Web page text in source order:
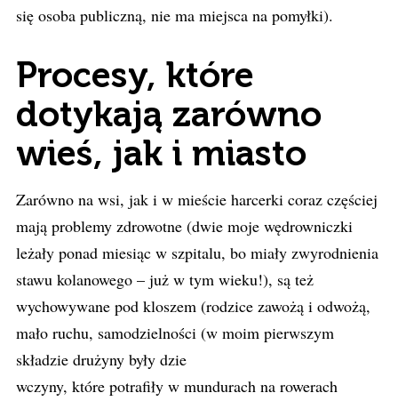
się osoba publiczną, nie ma miejsca na pomyłki).
Procesy, które
dotykają zarówno
wieś, jak i miasto
Zarówno na wsi, jak i w mieście harcerki coraz częściej
mają problemy zdrowotne (dwie moje wędrowniczki
leżały ponad miesiąc w szpitalu, bo miały zwyrodnienia
stawu kolanowego – już w tym wieku!), są też
wychowywane pod kloszem (rodzice zawożą i odwożą,
mało ruchu, samodzielności (w moim pierwszym
składzie drużyny były dzie
wczyny, które potrafiły w mundurach na rowerach